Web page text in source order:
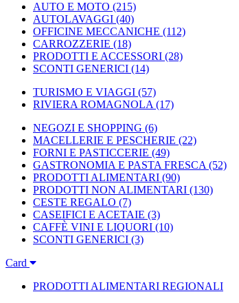
AUTO E MOTO (215)
AUTOLAVAGGI (40)
OFFICINE MECCANICHE (112)
CARROZZERIE (18)
PRODOTTI E ACCESSORI (28)
SCONTI GENERICI (14)
TURISMO E VIAGGI (57)
RIVIERA ROMAGNOLA (17)
NEGOZI E SHOPPING (6)
MACELLERIE E PESCHERIE (22)
FORNI E PASTICCERIE (49)
GASTRONOMIA E PASTA FRESCA (52)
PRODOTTI ALIMENTARI (90)
PRODOTTI NON ALIMENTARI (130)
CESTE REGALO (7)
CASEIFICI E ACETAIE (3)
CAFFÈ VINI E LIQUORI (10)
SCONTI GENERICI (3)
Card
PRODOTTI ALIMENTARI REGIONALI